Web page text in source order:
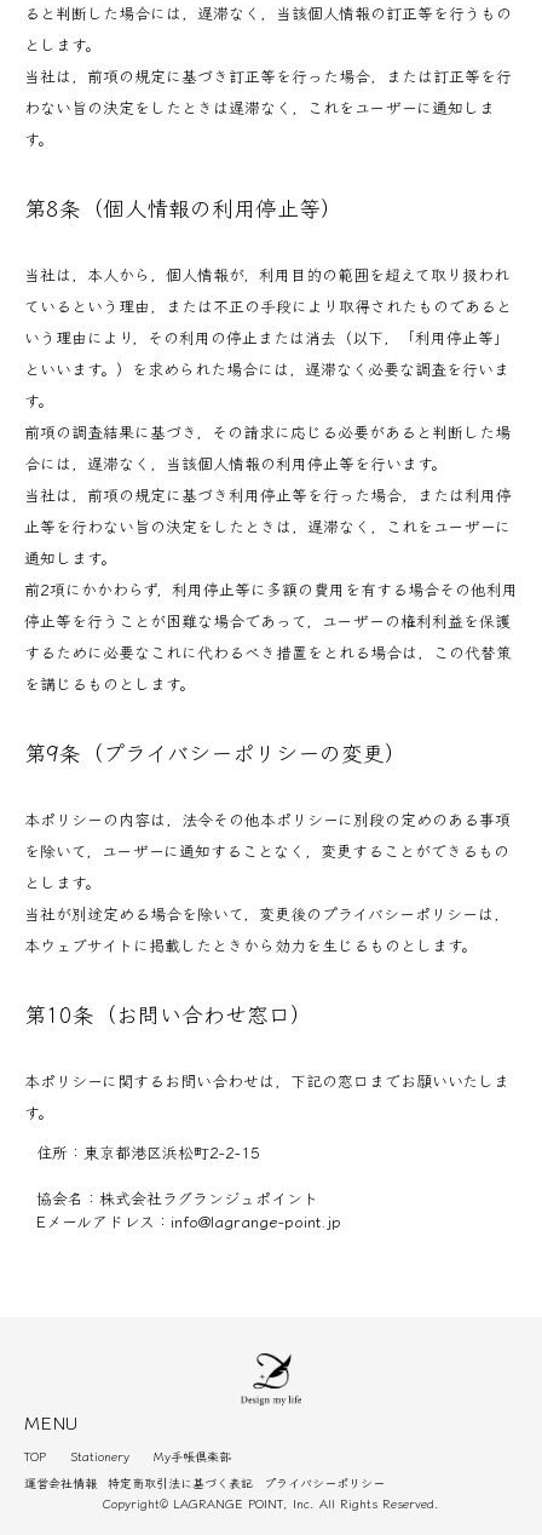
ると判断した場合には，遅滞なく，当該個人情報の訂正等を行うもの
とします。
当社は，前項の規定に基づき訂正等を行った場合，または訂正等を行
わない旨の決定をしたときは遅滞なく，これをユーザーに通知しま
す。
第8条（個人情報の利用停止等）
当社は，本人から，個人情報が，利用目的の範囲を超えて取り扱われ
ているという理由，または不正の手段により取得されたものであると
いう理由により，その利用の停止または消去（以下，「利用停止等」
といいます。）を求められた場合には，遅滞なく必要な調査を行いま
す。
前項の調査結果に基づき，その請求に応じる必要があると判断した場
合には，遅滞なく，当該個人情報の利用停止等を行います。
当社は，前項の規定に基づき利用停止等を行った場合，または利用停
止等を行わない旨の決定をしたときは，遅滞なく，これをユーザーに
通知します。
前2項にかかわらず，利用停止等に多額の費用を有する場合その他利用
停止等を行うことが困難な場合であって，ユーザーの権利利益を保護
するために必要なこれに代わるべき措置をとれる場合は，この代替策
を講じるものとします。
第9条（プライバシーポリシーの変更）
本ポリシーの内容は，法令その他本ポリシーに別段の定めのある事項
を除いて，ユーザーに通知することなく，変更することができるもの
とします。
当社が別途定める場合を除いて，変更後のプライバシーポリシーは，
本ウェブサイトに掲載したときから効力を生じるものとします。
第10条（お問い合わせ窓口）
本ポリシーに関するお問い合わせは，下記の窓口までお願いいたしま
す。
住所：東京都港区浜松町2-2-15
協会名：株式会社ラグランジュポイント
Eメールアドレス：info@lagrange-point.jp
MENU
TOP Stationery
My手帳倶楽部
運営会社情報 特定商取引法に基づく表記
プライバシーポリシー
Copyright© LAGRANGE POINT, Inc. All Rights Reserved.